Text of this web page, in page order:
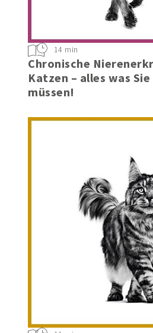
Chronische
Katzen – alles was
müssen!
14 min